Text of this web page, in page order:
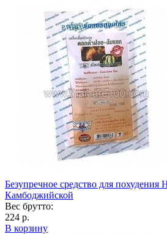
Безупречное средство для похудения
Камбоджийской
Вес брутто:
224 р.
В корзину